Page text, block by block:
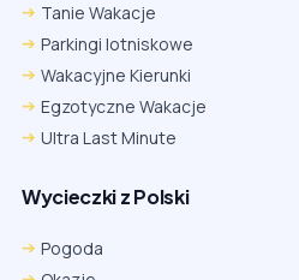
Tanie Wakacje
Parkingi lotniskowe
Wakacyjne Kierunki
Egzotyczne Wakacje
Ultra Last Minute
Wycieczki z Polski
Pogoda
Firefox